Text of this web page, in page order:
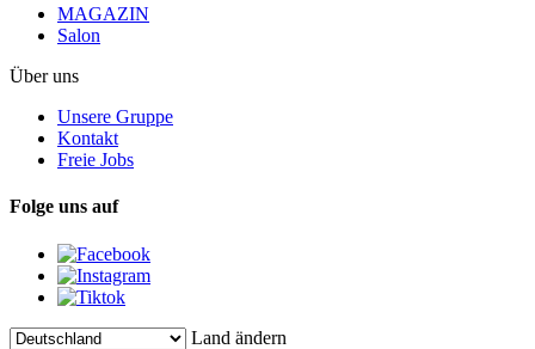
MAGAZIN
Salon
Über uns
Unsere Gruppe
Kontakt
Freie Jobs
Folge uns auf
Land ändern